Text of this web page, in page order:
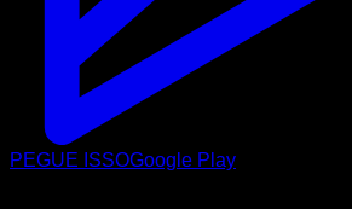
PEGUE ISSOGoogle Play